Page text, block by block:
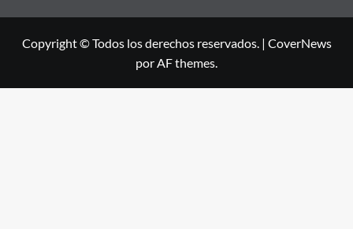
Copyright © Todos los derechos reservados. | CoverNews
por AF themes.